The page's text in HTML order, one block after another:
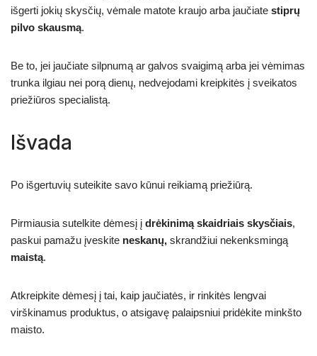
išgerti jokių skysčių, vėmale matote kraujo arba jaučiate stiprų
pilvo skausmą.
Be to, jei jaučiate silpnumą ar galvos svaigimą arba jei vėmimas
trunka ilgiau nei porą dienų, nedvejodami kreipkitės į sveikatos
priežiūros specialistą.
Išvada
Po išgertuvių suteikite savo kūnui reikiamą priežiūrą.
Pirmiausia sutelkite dėmesį į drėkinimą skaidriais skysčiais,
paskui pamažu įveskite neskanų, skrandžiui nekenksmingą
maistą.
Atkreipkite dėmesį į tai, kaip jaučiatės, ir rinkitės lengvai
virškinamus produktus, o atsigavę palaipsniui pridėkite minkšto
maisto.